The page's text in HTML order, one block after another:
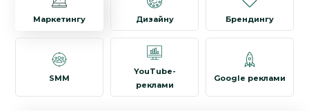
Маркетингу Дизайну Брендингу
SMM
YouTube-
реклами
Google реклами